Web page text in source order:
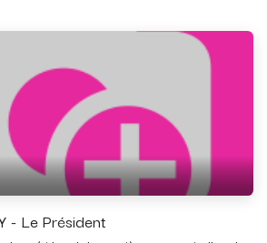
- Le Président